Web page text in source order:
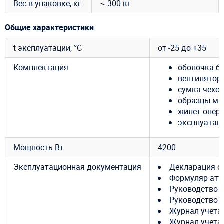
Вес в упаковке, кг. ~ 300 кг
Общие характеристики
t эксплуатации, °C
от -25 до +35
Комплектация
оболочка
сумка-
образцы
жилет
Мощность Вт
4200
Эксплуатационная документация
Декларация
Формуляр
Руководство
Руководство
Журнал учета